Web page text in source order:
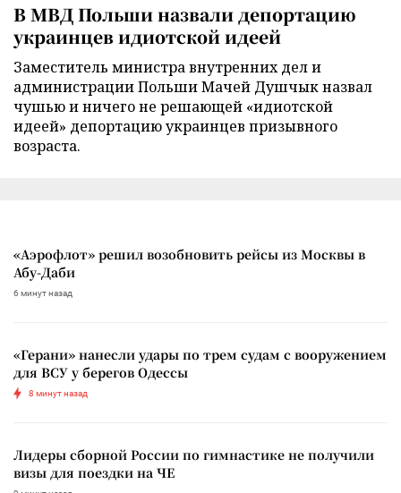
В МВД Польши назвали депортацию
украинцев идиотской идеей
Заместитель министра внутренних дел и
администрации Польши Мачей Душчык назвал
чушью и ничего не решающей «идиотской
идеей» депортацию украинцев призывного
возраста.
«Аэрофлот» решил возобновить рейсы из Москвы в
Абу-Даби
6 минут назад
«Герани» нанесли удары по трем судам с вооружением
для ВСУ у берегов Одессы
8 минут назад
Лидеры сборной России по гимнастике не получили
визы для поездки на ЧЕ